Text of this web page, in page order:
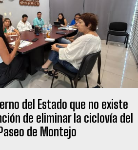
del Estado que no existe
de eliminar la ciclovía del
Paseo de Montejo